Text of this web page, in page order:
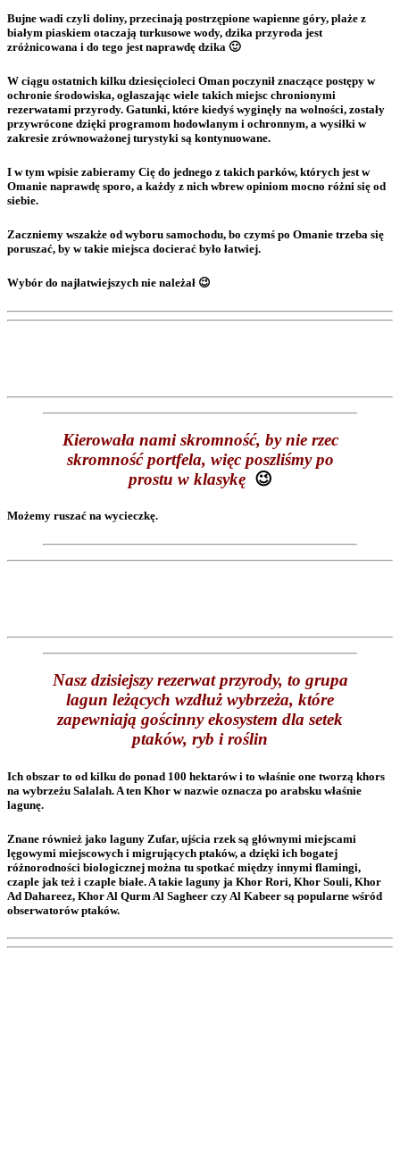
Bujne wadi czyli doliny, przecinają postrzępione wapienne góry, plaże z
białym piaskiem otaczają turkusowe wody, dzika przyroda jest
zróżnicowana i do tego jest naprawdę dzika 🙂
W ciągu ostatnich kilku dziesięcioleci Oman poczynił znaczące postępy w
ochronie środowiska, ogłaszając wiele takich miejsc chronionymi
rezerwatami przyrody. Gatunki, które kiedyś wyginęły na wolności, zostały
przywrócone dzięki programom hodowlanym i ochronnym, a wysiłki w
zakresie zrównoważonej turystyki są kontynuowane.
I w tym wpisie zabieramy Cię do jednego z takich parków, których jest w
Omanie naprawdę sporo, a każdy z nich wbrew opiniom mocno różni się od
siebie.
Zaczniemy wszakże od wyboru samochodu, bo czymś po Omanie trzeba się
poruszać, by w takie miejsca docierać było łatwiej.
Wybór do najłatwiejszych nie należał 😉
Kierowała nami skromność, by nie rzec
skromność portfela, więc poszliśmy po
prostu w klasykę😉
Możemy ruszać na wycieczkę.
Nasz dzisiejszy rezerwat przyrody, to grupa
lagun leżących wzdłuż wybrzeża, które
zapewniają gościnny ekosystem dla setek
ptaków, ryb i roślin
Ich obszar to od kilku do ponad 100 hektarów i to właśnie one tworzą khors
na wybrzeżu Salalah. A ten Khor w nazwie oznacza po arabsku właśnie
lagunę.
Znane również jako laguny Zufar, ujścia rzek są głównymi miejscami
lęgowymi miejscowych i migrujących ptaków, a dzięki ich bogatej
różnorodności biologicznej można tu spotkać między innymi flamingi,
czaple jak też i czaple białe. A takie laguny ja Khor Rori, Khor Souli, Khor
Ad Dahareez, Khor Al Qurm Al Sagheer czy Al Kabeer są popularne wśród
obserwatorów ptaków.